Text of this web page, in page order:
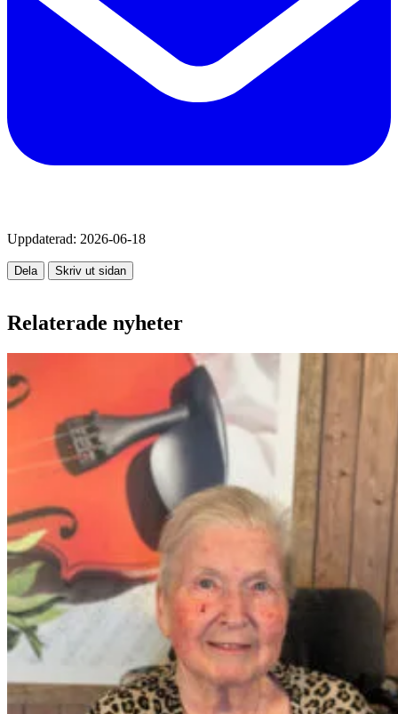
Uppdaterad: 2026-06-18
Dela Skriv ut sidan
Relaterade nyheter